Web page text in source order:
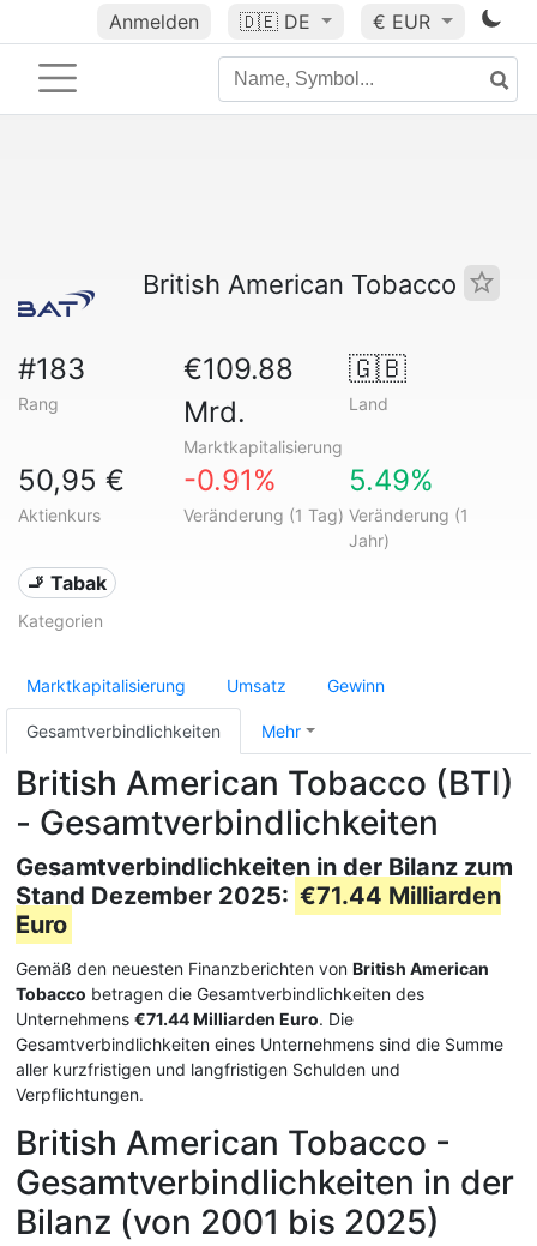
Anmelden 🇩🇪 DE € EUR
British American Tobacco
#183
Rang
€109.88
Mrd.
Marktkapitalisierung
🇬🇧
Land
50,95 €
Aktienkurs
-0.91%
Veränderung (1 Tag)
5.49%
Veränderung (1
Jahr)
🚬 Tabak
Kategorien
Marktkapitalisierung Umsatz Gewinn
Gesamtverbindlichkeiten Mehr
British American Tobacco (BTI)
- Gesamtverbindlichkeiten
Gesamtverbindlichkeiten in der Bilanz zum
Stand Dezember 2025: €71.44 Milliarden
Euro
Gemäß den neuesten Finanzberichten von British American
Tobacco betragen die Gesamtverbindlichkeiten des
Unternehmens €71.44 Milliarden Euro. Die
Gesamtverbindlichkeiten eines Unternehmens sind die Summe
aller kurzfristigen und langfristigen Schulden und
Verpflichtungen.
British American Tobacco -
Gesamtverbindlichkeiten in der
Bilanz (von 2001 bis 2025)